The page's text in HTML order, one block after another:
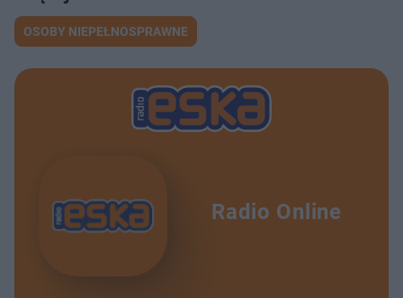
OSOBY NIEPEŁNOSPRAWNE
Radio Online